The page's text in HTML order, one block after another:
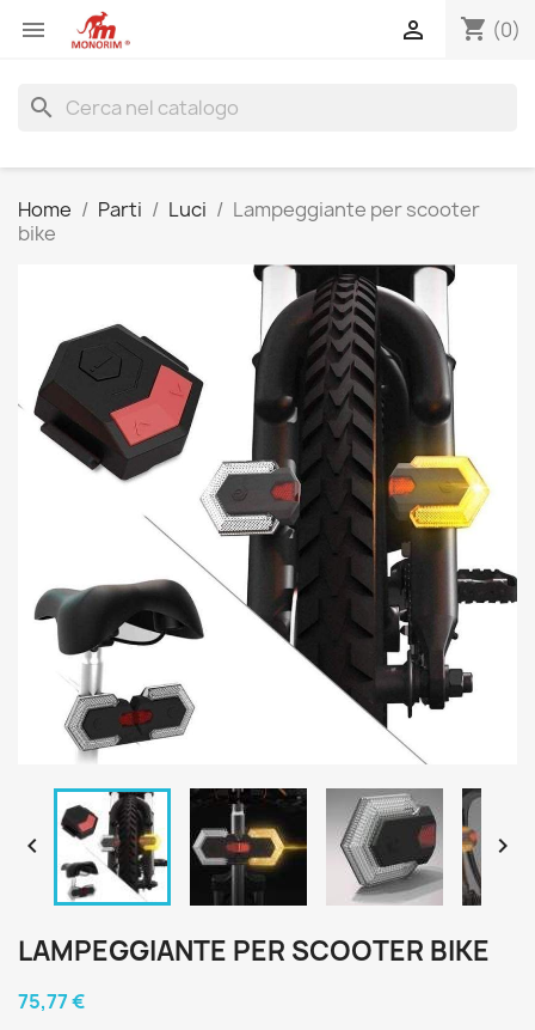
 shopping_cart (0)

search
Home Parti Luci
Lampeggiante per scooter
bike
 
LAMPEGGIANTE PER SCOOTER BIKE
75,77 €